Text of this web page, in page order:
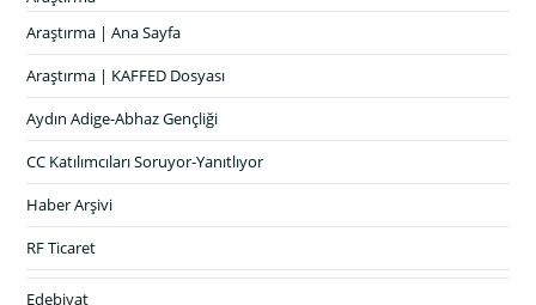
Araştırma | Ana Sayfa
Araştırma | KAFFED Dosyası
Aydın Adige-Abhaz Gençliği
CC Katılımcıları Soruyor-Yanıtlıyor
Haber Arşivi
RF Ticaret
Edebiyat